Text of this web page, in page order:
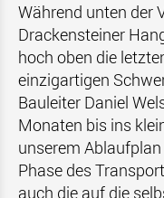
Während unten der
Drackensteiner
hoch oben die
einzigartigen
Bauleiter Daniel
Monaten bis ins
unserem
Phase des
auch die auf die